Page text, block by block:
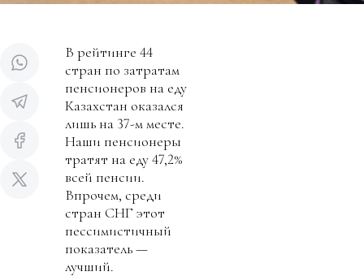
В рейтинге 44
стран по затратам
пенсионеров на еду
Казахстан оказался
лишь на 37-м месте.
Наши пенсионеры
тратят на еду 47,2%
всей пенсии.
Впрочем, среди
стран СНГ этот
пессимистичный
показатель —
лучший.